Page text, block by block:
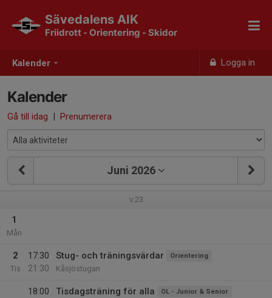
Kalender Logga in
Sävedalens AIK
Friidrott - Orientering - Skidor
Kalender
Gå till idag | Prenumerera
Juni 2026
v.23
1
Mån
2
Tis
17:30
21:30
Stug- och träningsvärdar Orientering
Kåsjöstugan
18:00
Tisdagsträning för alla OL - Junior & Senior